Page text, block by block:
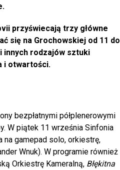
przyświecają trzy główne
się na Grochowskiej od 11 do
innych rodzajów sztuki
i otwartości.
bezpłatnymi półplenerowymi
W piątek 11 września Sinfonia
na gamepad solo, orkiestrę,
Wnuk). W programie również
Orkiestrę Kameralną, Błękitna